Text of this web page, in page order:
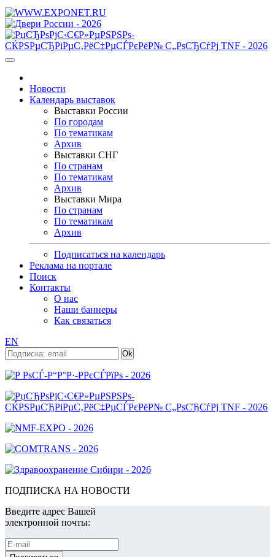
Новости
Календарь выставок
Выставки России
По городам
По тематикам
Архив
Выставки СНГ
По странам
По тематикам
Архив
Выставки Мира
По странам
По тематикам
Архив
Подписаться на календарь
Реклама на портале
Поиск
Контакты
О нас
Наши баннеры
Как связаться
EN
ПОДПИСКА НА НОВОСТИ
Введите адрес Вашей
электронной почты: